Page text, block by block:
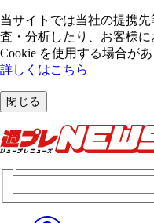
当サイトでは当社の提携
査・分析したり、お客様
Cookie を使⽤する場合があ
詳しくはこちら
閉じる